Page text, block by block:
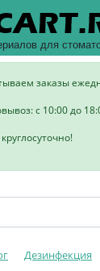
для
заказы
с 10:00 до
Дезинфекция